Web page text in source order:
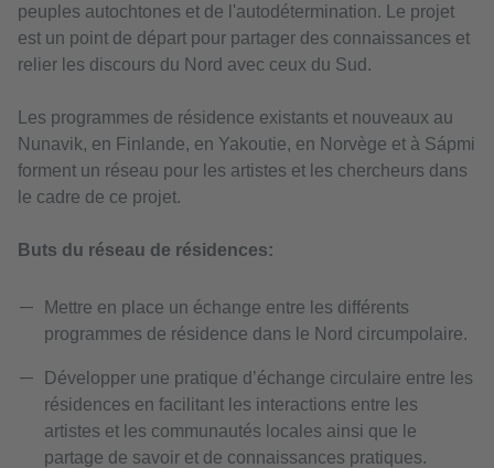
peuples autochtones et de l'autodétermination. Le projet
est un point de départ pour partager des connaissances et
relier les discours du Nord avec ceux du Sud.
Les programmes de résidence existants et nouveaux au
Nunavik, en Finlande, en Yakoutie, en Norvège et à Sápmi
forment un réseau pour les artistes et les chercheurs dans
le cadre de ce projet.
Buts du réseau de résidences:
Mettre en place un échange entre les différents
programmes de résidence dans le Nord circumpolaire.
Développer une pratique d’échange circulaire entre les
résidences en facilitant les interactions entre les
artistes et les communautés locales ainsi que le
partage de savoir et de connaissances pratiques.